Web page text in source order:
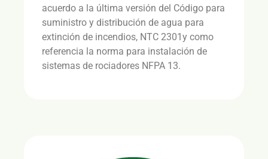
acuerdo a la última versión del Código para
suministro y distribución de agua para
extinción de incendios, NTC 2301y como
referencia la norma para instalación de
sistemas de rociadores NFPA 13.